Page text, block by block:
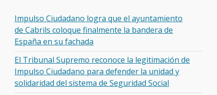
Impulso Ciudadano logra que el ayuntamiento
de Cabrils coloque finalmente la bandera de
España en su fachada
El Tribunal Supremo reconoce la legitimación de
Impulso Ciudadano para defender la unidad y
solidaridad del sistema de Seguridad Social